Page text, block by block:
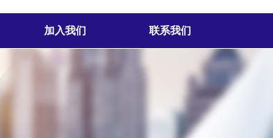
加入我们 联系我们